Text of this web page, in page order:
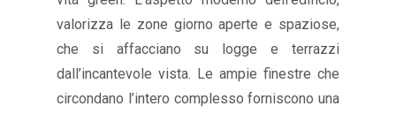
valorizza le zone giorno aperte e spaziose,
che si affacciano su logge e terrazzi
dall’incantevole vista. Le ampie finestre che
circondano l’intero complesso forniscono una
INTERNI
BENESSERE
LOCATION